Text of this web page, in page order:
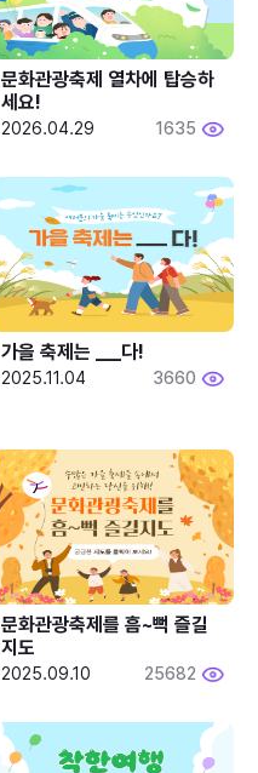
문화관광축제 열차에 탑승하
세요!
2026.04.29 1635
2025.11.04 3660
문화관광축제를 흠~뻑 즐길
지도
2025.09.10 25682